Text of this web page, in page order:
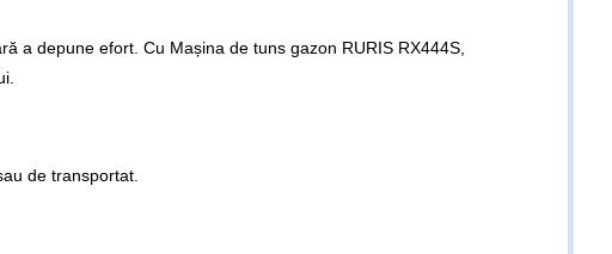
a depune efort. Cu Mașina de tuns gazon RURIS RX444S,
de transportat.